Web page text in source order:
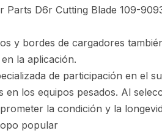
Parts D6r Cutting Blade 109-
y bordes de cargadores
la aplicación.
de participación en el
en los equipos pesados. Al
la condición y la
popular